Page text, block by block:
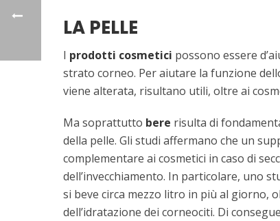
LA PELLE
I prodotti cosmetici possono essere
strato corneo. Per aiutare la funzione
viene alterata, risultano utili, oltre ai
Ma soprattutto bere risulta di
della pelle. Gli studi affermano che un
complementare ai cosmetici in caso di
dell’invecchiamento. In particolare, uno
si beve circa mezzo litro in più al giorno,
dell’idratazione dei corneociti. Di